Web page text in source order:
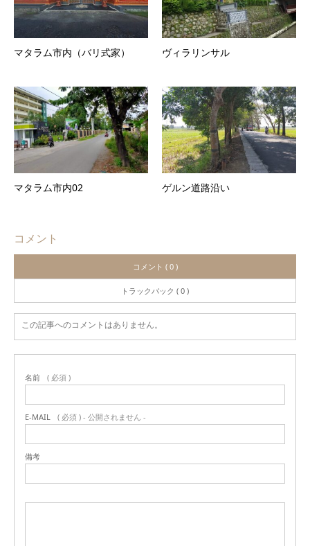
マタラム市内（バリ式家） ヴィラリンサル
マタラム市内02 ゲルン道路沿い
コメント
コメント ( 0 )
トラックバック ( 0 )
この記事へのコメントはありません。
名前 ( 必須 )
E-MAIL ( 必須 ) - 公開されません -
備考